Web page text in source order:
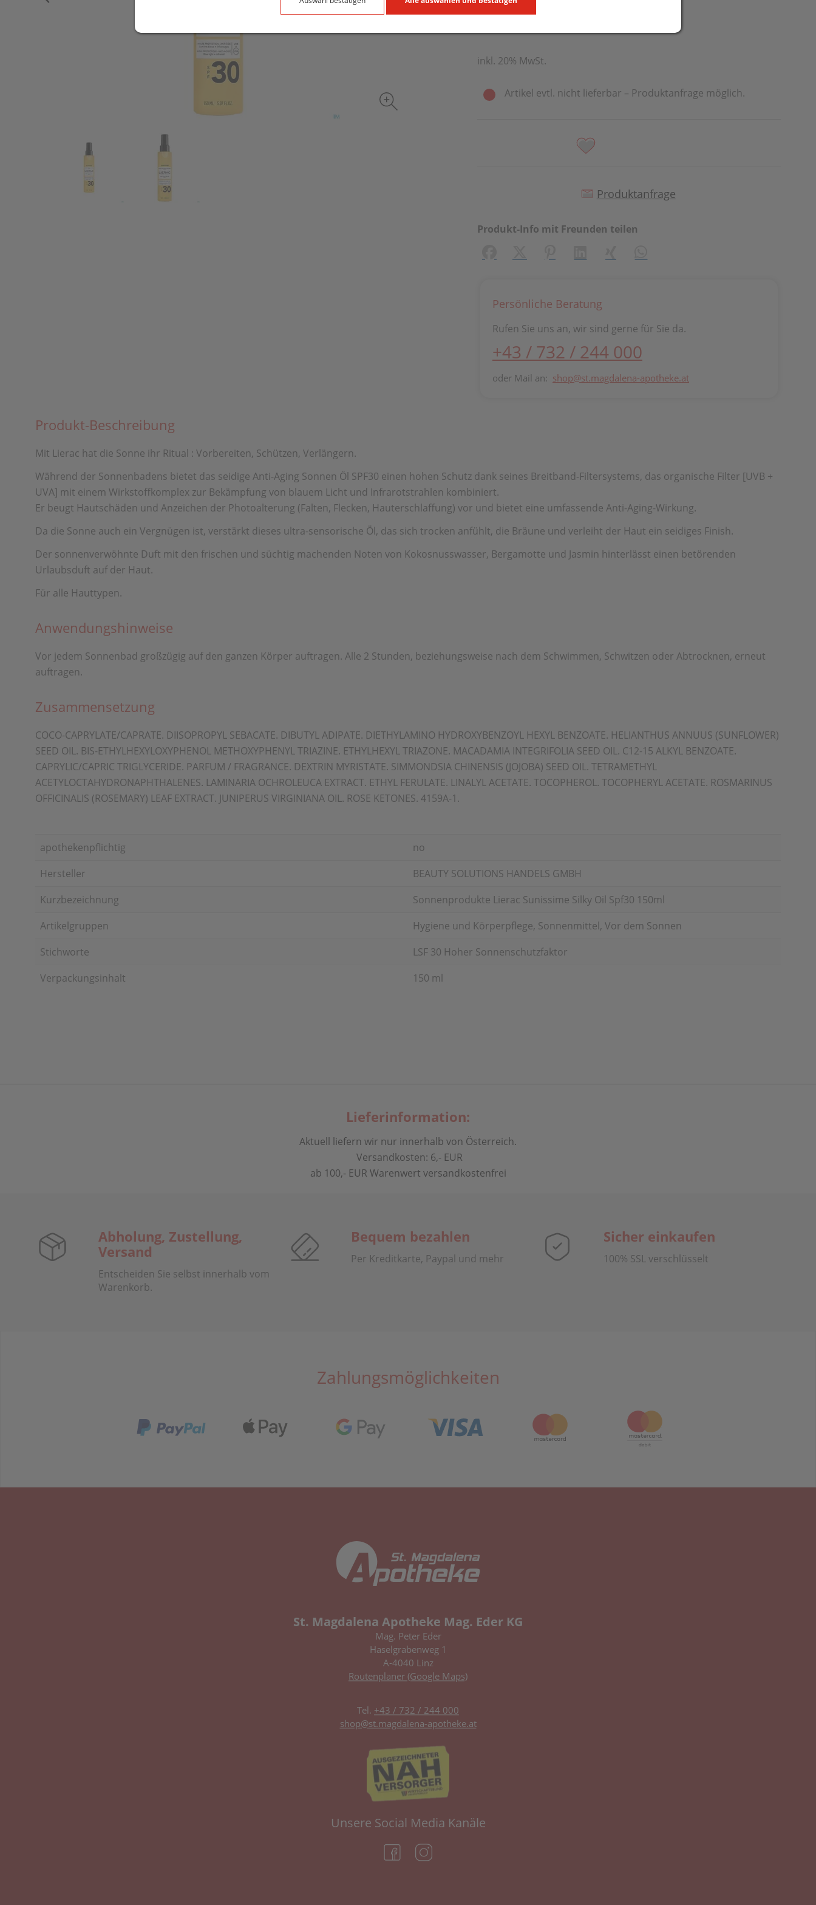
inkl. 20% MwSt.
Artikel evtl. nicht lieferbar – Produktanfrage möglich.
Produktanfrage
Produkt-Info mit Freunden teilen
Persönliche Beratung
Rufen Sie uns an, wir sind gerne für Sie da.
+43 / 732 / 244 000
oder Mail an: shop@st.magdalena-apotheke.at
Produkt-Beschreibung
Mit Lierac hat die Sonne ihr Ritual : Vorbereiten, Schützen, Verlängern.
Während der Sonnenbadens bietet das seidige Anti-Aging Sonnen Öl SPF30 einen hohen Schutz dank seines Breitband-Filtersystems, das organische Filter [UVB +
UVA] mit einem Wirkstoffkomplex zur Bekämpfung von blauem Licht und Infrarotstrahlen kombiniert.
Er beugt Hautschäden und Anzeichen der Photoalterung (Falten, Flecken, Hauterschlaffung) vor und bietet eine umfassende Anti-Aging-Wirkung.
Da die Sonne auch ein Vergnügen ist, verstärkt dieses ultra-sensorische Öl, das sich trocken anfühlt, die Bräune und verleiht der Haut ein seidiges Finish.
Der sonnenverwöhnte Duft mit den frischen und süchtig machenden Noten von Kokosnusswasser, Bergamotte und Jasmin hinterlässt einen betörenden
Urlaubsduft auf der Haut.
Für alle Hauttypen.
Anwendungshinweise
Vor jedem Sonnenbad großzügig auf den ganzen Körper auftragen. Alle 2 Stunden, beziehungsweise nach dem Schwimmen, Schwitzen oder Abtrocknen, erneut
auftragen.
Zusammensetzung
COCO-CAPRYLATE/CAPRATE. DIISOPROPYL SEBACATE. DIBUTYL ADIPATE. DIETHYLAMINO HYDROXYBENZOYL HEXYL BENZOATE. HELIANTHUS ANNUUS (SUNFLOWER)
SEED OIL. BIS-ETHYLHEXYLOXYPHENOL METHOXYPHENYL TRIAZINE. ETHYLHEXYL TRIAZONE. MACADAMIA INTEGRIFOLIA SEED OIL. C12-15 ALKYL BENZOATE.
CAPRYLIC/CAPRIC TRIGLYCERIDE. PARFUM / FRAGRANCE. DEXTRIN MYRISTATE. SIMMONDSIA CHINENSIS (JOJOBA) SEED OIL. TETRAMETHYL
ACETYLOCTAHYDRONAPHTHALENES. LAMINARIA OCHROLEUCA EXTRACT. ETHYL FERULATE. LINALYL ACETATE. TOCOPHEROL. TOCOPHERYL ACETATE. ROSMARINUS
OFFICINALIS (ROSEMARY) LEAF EXTRACT. JUNIPERUS VIRGINIANA OIL. ROSE KETONES. 4159A-1.
apothekenpflichtig
no
Hersteller
BEAUTY SOLUTIONS HANDELS GMBH
Kurzbezeichnung
Sonnenprodukte Lierac Sunissime Silky Oil Spf30 150ml
Artikelgruppen
Hygiene und Körperpflege, Sonnenmittel, Vor dem Sonnen
Stichworte
LSF 30 Hoher Sonnenschutzfaktor
Verpackungsinhalt
150 ml
Lieferinformation:
Aktuell liefern wir nur innerhalb von Österreich.
Versandkosten: 6,- EUR
ab 100,- EUR Warenwert versandkostenfrei
Abholung, Zustellung,
Versand
Entscheiden Sie selbst innerhalb vom
Warenkorb.
Bequem bezahlen
Per Kreditkarte, Paypal und mehr
Sicher einkaufen
100% SSL verschlüsselt
Zahlungsmöglichkeiten
St. Magdalena Apotheke Mag. Eder KG
Mag. Peter Eder
Haselgrabenweg 1
A-4040 Linz
Routenplaner (Google Maps)
Tel. +43 / 732 / 244 000
shop@st.magdalena-apotheke.at
Unsere Social Media Kanäle
(öffnet in neuem Tab)